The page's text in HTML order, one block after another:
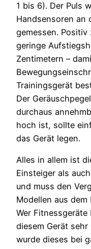
1 bis 6). Der Puls
Handsensoren an
gemessen.
geringe
Zentimetern –
Trainingsgerät
Der
durchaus
hoch ist, sollte
das Gerät legen.
Alles in allem ist
Einsteiger als
und muss den
Modellen aus
Wer
diesem Gerät
wurde dieses bei